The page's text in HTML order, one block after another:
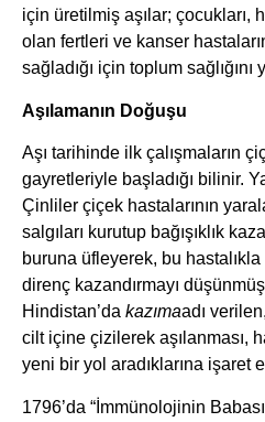
için üretilmiş aşılar; çocukları,
olan fertleri ve kanser
sağladığı için toplum
Aşılamanın Doğuşu
Aşı tarihinde ilk çalışmaların
gayretleriyle başladığı bilinir.
Çinliler çiçek hastalarının
salgıları kurutup bağışıklık
buruna üfleyerek, bu
direnç kazandırmayı
Hindistan’da kazımaadı
cilt içine çizilerek aşılanması,
yeni bir yol aradıklarına işaret
1796’da “İmmünolojinin